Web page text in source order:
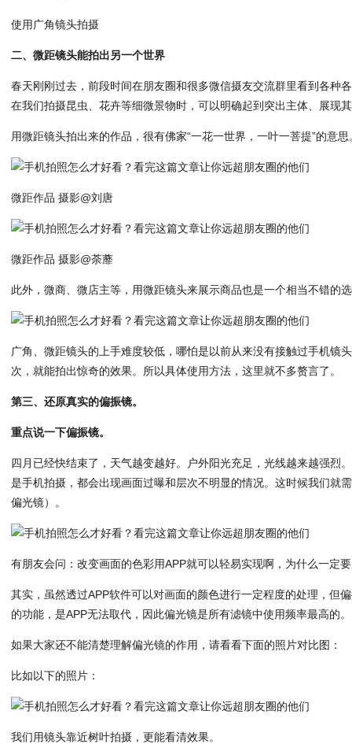
使用广角镜头拍摄
二、微距镜头能拍出另一个世界
春天刚刚过去，前段时间在朋友圈和很多微信摄友交流群里看到各种
在我们拍摄昆虫、花卉等细微景物时，可以明确起到突出主体、展现
用微距镜头拍出来的作品，很有佛家“一花一世界，一叶一菩提”的意思
微距作品 摄影@刘唐
微距作品 摄影@荼蘼
此外，微商、微店主等，用微距镜头来展示商品也是一个相当不错的
广角、微距镜头的上手难度较低，哪怕是以前从来没有接触过手机镜
次，就能拍出惊奇的效果。所以具体使用方法，这里就不多赘言了。
第三、还原真实的偏振镜。
重点说一下偏振镜。
四月已经快结束了，天气越变越好。户外阳光充足，光线越来越强烈
是手机拍摄，都会出现画面过曝和层次不明显的情况。这时候我们就
偏光镜）。
有朋友会问：改变画面的色彩用APP就可以轻易实现啊，为什么一定
其实，虽然透过APP软件可以对画面的颜色进行一定程度的处理，但
的功能，是APP无法取代，因此偏光镜是所有滤镜中使用频率最高的。
如果大家还不能清楚理解偏光镜的作用，请看看下面的照片对比图：
比如以下的照片：
我们用镜头靠近树叶拍摄，更能看清效果。